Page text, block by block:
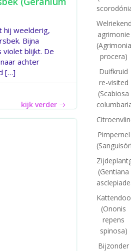
hij weelderig,
Bijna
violet blijkt. De
achter
[…]
kijk verder
scorodónia)
Welriekende
agrimonie
(Agrimonia
procera)
Duifkruid
re-visited
(Scabiosa
columbaria)
Pimpernel
(Gentiana
(Ononis
repens
spinosa)
Bijzonder